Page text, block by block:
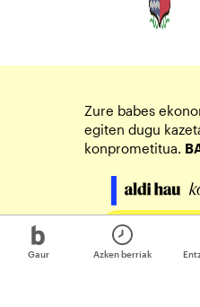
Gaur Azken berriak
Zure babes
egiten dugu
konprometitua.
Egin zure